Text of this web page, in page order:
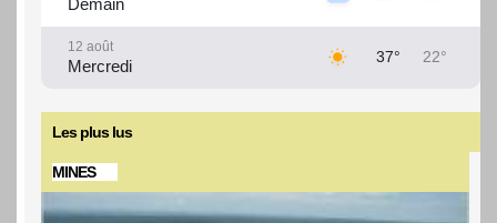
12 août
Mercredi 37° 22°
Jeudi
14 août
Vendredi
Les plus lus
MINES